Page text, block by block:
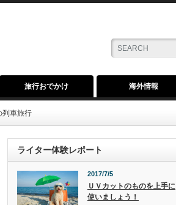
旅行おでかけ 海外情報
列車旅行
ライター体験レポート
2017/7/5
ＵＶカットのものを上手に
使いましょう！